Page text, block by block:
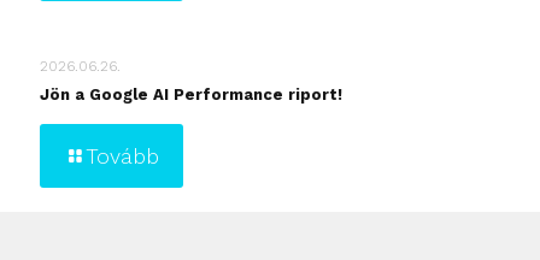
2026.06.26.
Jön a Google AI Performance riport!
Tovább